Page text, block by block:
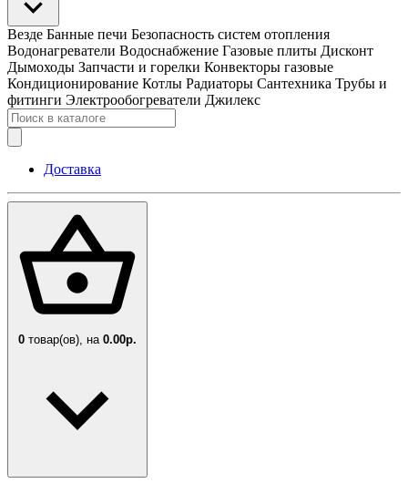
Везде Банные печи Безопасность систем отопления
Водонагреватели Водоснабжение Газовые плиты Дисконт
Дымоходы Запчасти и горелки Конвекторы газовые
Кондиционирование Котлы Радиаторы Сантехника Трубы и
фитинги Электрообогреватели Джилекс
Доставка
0 товар(ов), на 0.00р.